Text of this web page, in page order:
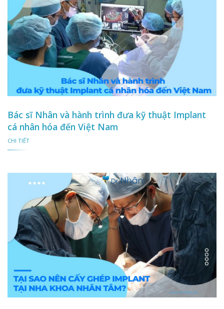
Bác sĩ Nhân và hành trình đưa kỹ thuật Implant
cá nhân hóa đến Việt Nam
CHI TIẾT